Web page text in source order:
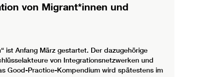
von Migrant*innen und
ist Anfang März gestartet. Der dazugehörige
von Integrationsnetzwerken und
Good-Practice-Kompendium wird spätestens im